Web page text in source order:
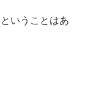
いうことはあ